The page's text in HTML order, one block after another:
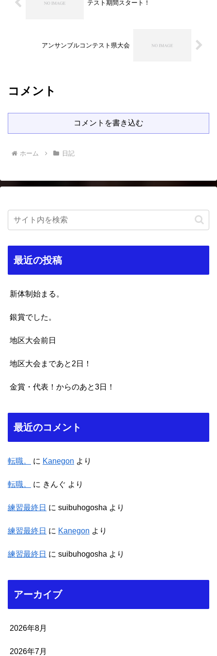
テスト期間スタート！
アンサンブルコンテスト県大会
コメント
コメントを書き込む
ホーム 日記
最近の投稿
新体制始まる。
銀賞でした。
地区大会前日
地区大会まであと2日！
金賞・代表！からのあと3日！
最近のコメント
転職。 に Kanegon より
転職。 に きんぐ より
練習最終日 に suibuhogosha より
練習最終日 に Kanegon より
練習最終日 に suibuhogosha より
アーカイブ
2026年8月
2026年7月